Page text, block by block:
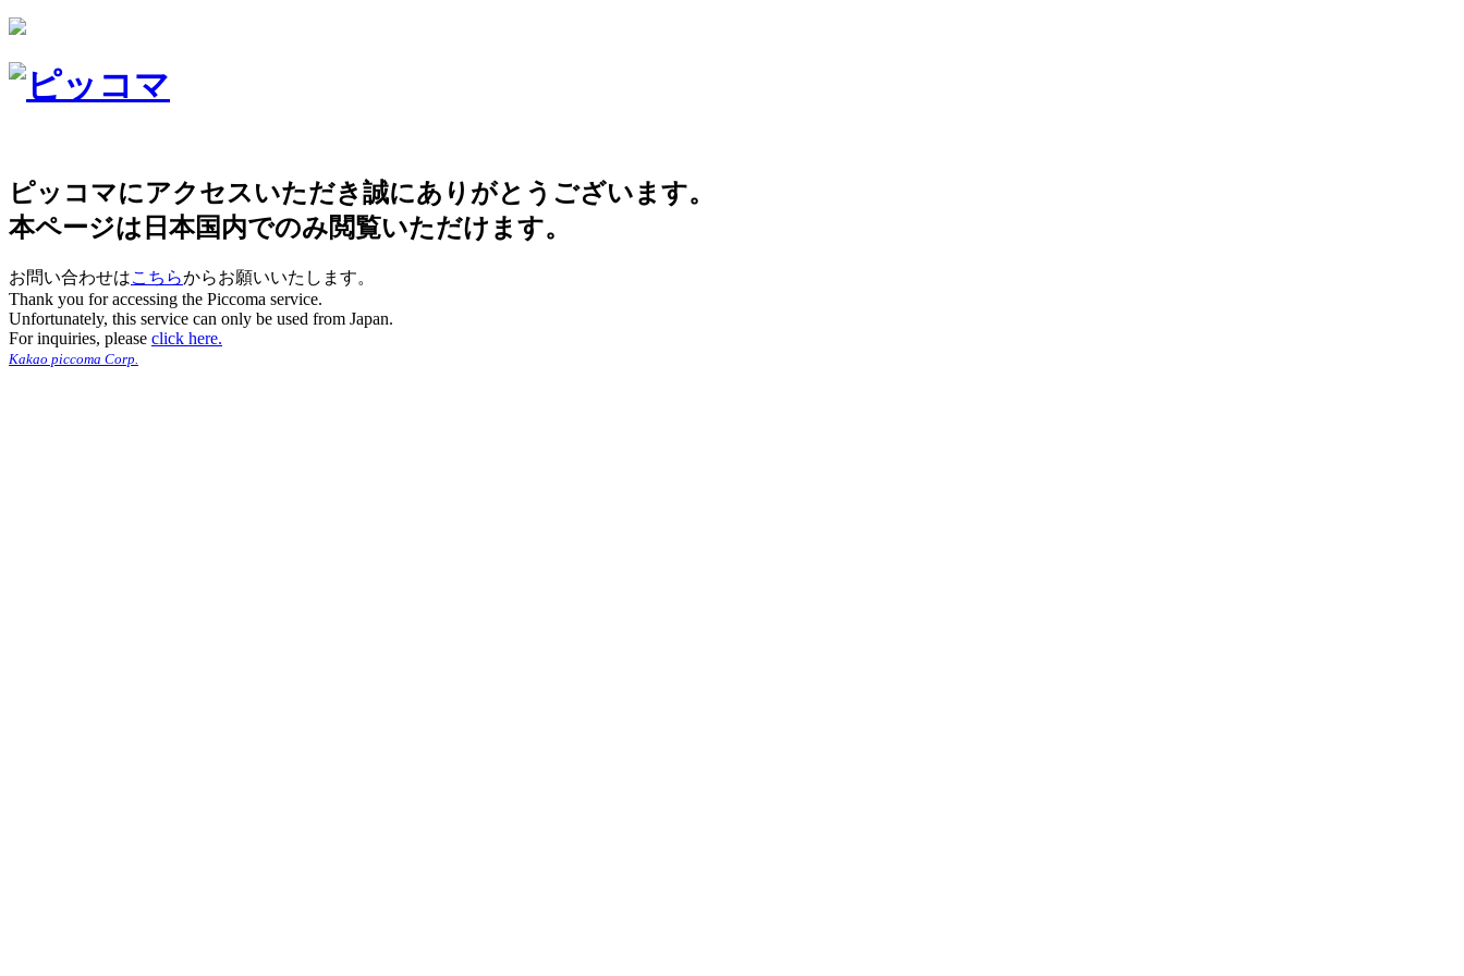
ピッコマにアクセスいただき誠にありがとうございます。
本ページは日本国内でのみ閲覧いただけます。
お問い合わせはこちらからお願いいたします。
Thank you for accessing the Piccoma service.
Unfortunately, this service can only be used from Japan.
For inquiries, please click here.
Kakao piccoma Corp.